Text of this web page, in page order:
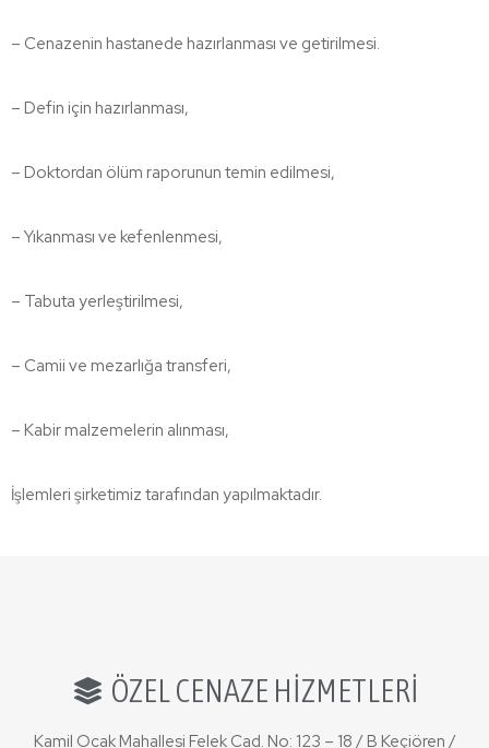
– Cenazenin hastanede hazırlanması ve getirilmesi.
– Defin için hazırlanması,
– Doktordan ölüm raporunun temin edilmesi,
– Yıkanması ve kefenlenmesi,
– Tabuta yerleştirilmesi,
– Camii ve mezarlığa transferi,
– Kabir malzemelerin alınması,
İşlemleri şirketimiz tarafından yapılmaktadır.
ÖZEL CENAZE HİZMETLERİ
Kamil Ocak Mahallesi Felek Cad. No: 123 – 18 / B Keçiören /